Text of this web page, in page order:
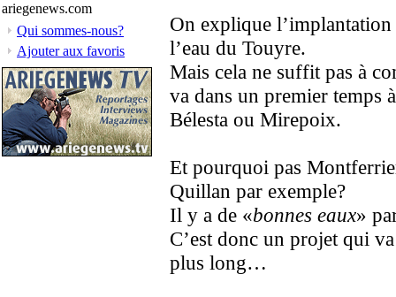
ariegenews.com
Qui sommes-nous?
Ajouter aux favoris
On explique
l’eau du Touyre.
Mais cela ne suffit pas à
va dans un premier temps
Bélesta ou Mirepoix.
Et pourquoi pas
Quillan par exemple?
Il y a de «bonnes eaux»
C’est donc un projet qui
plus long…